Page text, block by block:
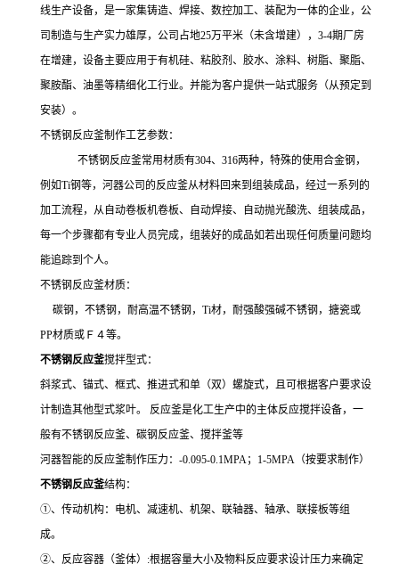
线生产设备，是一家集铸造、焊接、数控加工、装配为一体的企业，公
司制造与生产实力雄厚， 公司占地25万平米（未含增建）， 3-4期厂房
在增建，设备主要应用于有机硅、 粘胶剂、 胶水、涂料、 树脂、聚脂、
聚胺酯、油墨等精细化工行业。并能为客户提供一站式服务 （从预定到
安装） 。
不锈钢反应釜制作工艺参数：
不锈钢反应釜常用材质有304、 316两种，特殊的使用合金钢，
例如Ti钢等，河器公司的反应釜从材料回来到组装成品，经过一系列的
加工流程，从自动卷板机卷板、自动焊接、自动抛光酸洗、组装成品，
每一个步骤都有专业人员完成，组装好的成品如若出现任何质量问题均
能追踪到个人。
不锈钢反应釜材质：
碳钢，不锈钢，耐高温不锈钢， Ti材， 耐强酸强碱不锈钢，搪瓷或
PP材质或Ｆ４等。
不锈钢反应釜搅拌型式：
斜浆式、锚式、框式、推进式和单（双）螺旋式，且可根据客户要求设
计制造其他型式浆叶。
反应釜是化工生产中的主体反应搅拌设备，一
般有不锈钢反应釜、碳钢反应釜、搅拌釜等
河器智能的反应釜制作压力： -0.095-0.1MPA； 1-5MPA （按要求制作）
不锈钢反应釜结构：
①、传动机构：电机、减速机、机架、联轴器、轴承、联接板等组
成。
②、反应容器（釜体） :根据容量大小及物料反应要求设计压力来确定